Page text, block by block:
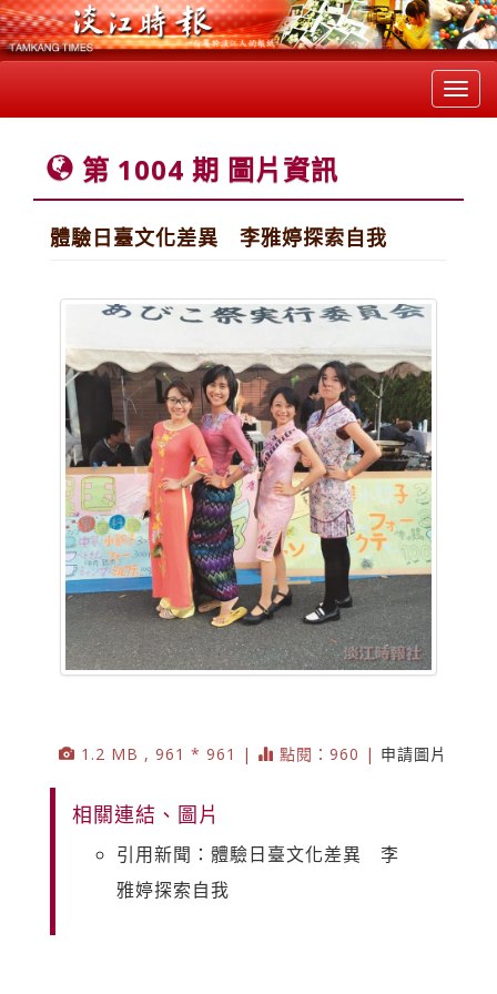
第 1004 期 圖片資訊
體驗日臺文化差異 李雅婷探索自我
1.2 MB , 961 * 961 | 點閱：960 | 申請圖片
相關連結、圖片
引用新聞：體驗日臺文化差異 李
雅婷探索自我